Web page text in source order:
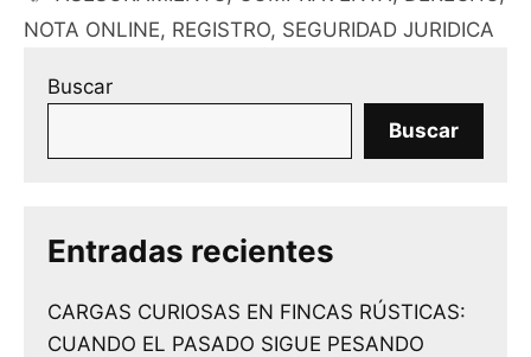
NOTA ONLINE, REGISTRO, SEGURIDAD JURIDICA
Buscar
Buscar
Entradas recientes
CARGAS CURIOSAS EN FINCAS RÚSTICAS:
CUANDO EL PASADO SIGUE PESANDO